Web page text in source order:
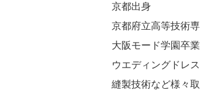
京都出身
京都府立高等技術
大阪モード学園卒業
ウエディングドレ
縫製技術など様々取